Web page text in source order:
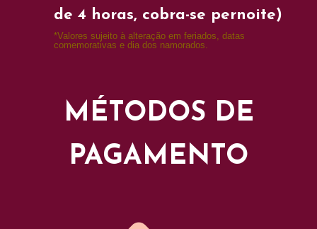
de 4 horas, cobra-se pernoite)
*Valores sujeito à alteração em feriados, datas
comemorativas e dia dos namorados.
MÉTODOS DE
PAGAMENTO